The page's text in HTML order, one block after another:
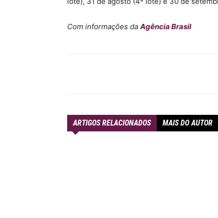
Com informações daAgência Brasil
ARTIGOS RELACIONADOS MAIS DO AUTOR